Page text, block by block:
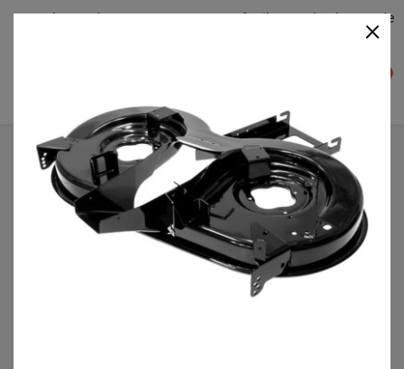
Plateaudecoupe.com : Trouver facilement le plateau de
Accueil
Plateau de coupe
Plateau de coupe 92 cm 68304418 pour Mastercut 92-155
jusqu`au 2016 13AM771E659 (2010)
×